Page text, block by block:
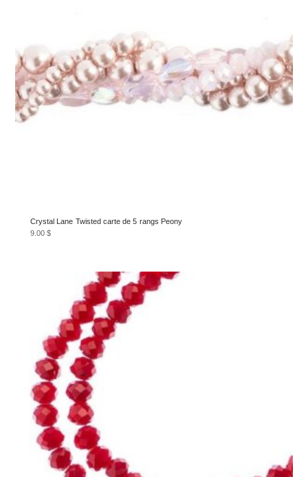
Crystal Lane Twisted carte de 5 rangs Peony
9.00$